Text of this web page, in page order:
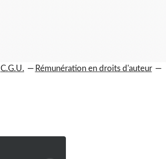
C.G.U.
Rémunération en droits d'auteur